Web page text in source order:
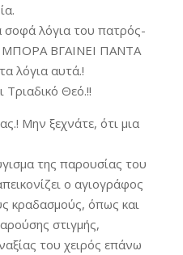
σοφά λόγια του πατρός-
ΒΓΑΙΝΕΙ ΠΑΝΤΑ
λόγια αυτά.!
Τριαδικό Θεό.!!
Μην ξεχνάτε, ότι μια
της παρουσίας του
ο αγιογράφος
κραδασμούς, όπως και
στιγμής,
του χειρός επάνω